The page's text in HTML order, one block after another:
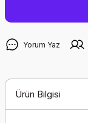
Yorum Yaz
Ürün Bilgisi